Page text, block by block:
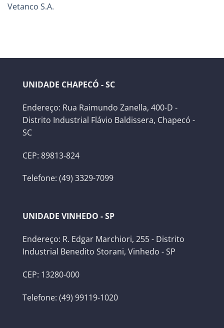
Vetanco S.A.
UNIDADE CHAPECÓ - SC
Endereço: Rua Raimundo Zanella, 400-D -
Distrito Industrial Flávio Baldissera, Chapecó -
SC
CEP: 89813-824
Telefone: (49) 3329-7099
UNIDADE VINHEDO - SP
Endereço: R. Edgar Marchiori, 255 - Distrito
Industrial Benedito Storani, Vinhedo - SP
CEP: 13280-000
Telefone: (49) 99119-1020